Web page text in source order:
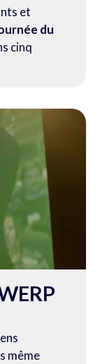
et
du
cinq
même